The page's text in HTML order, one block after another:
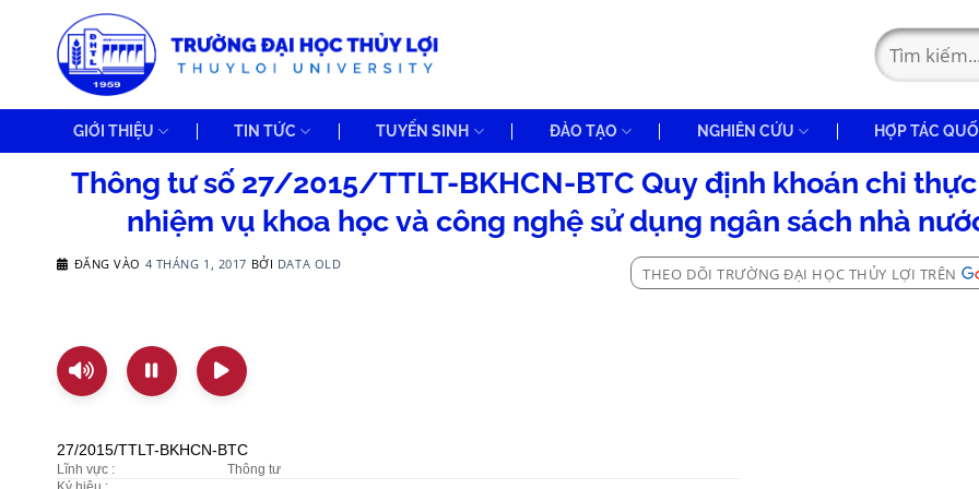
GIỚI THIỆU TIN TỨC TUYỂN SINH ĐÀO TẠO NGHIÊN CỨU HỢP TÁC
Thông tư số 27/2015/TTLT-BKHCN-BTC Quy định khoán chi
nhiệm vụ khoa học và công nghệ sử dụng ngân sách nhà
ĐĂNG VÀO 4 THÁNG 1, 2017 BỞI DATA OLD
THEO DÕI TRƯỜNG ĐẠI HỌC THỦY LỢI TRÊN
27/2015/TTLT-BKHCN-BTC
Lĩnh vực :
Thông tư